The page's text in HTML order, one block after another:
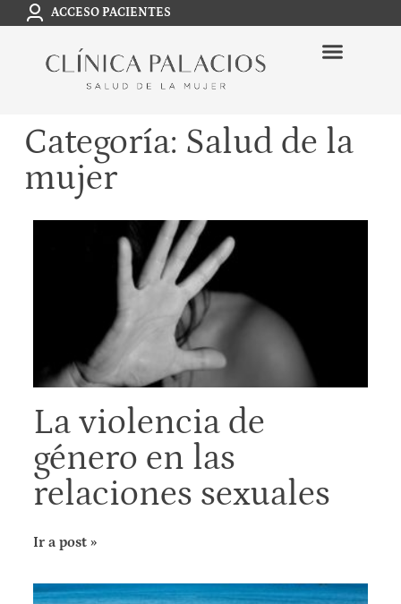
ACCESO PACIENTES
Categoría: Salud de la
mujer
La violencia de
género en las
relaciones sexuales
Ir a post »